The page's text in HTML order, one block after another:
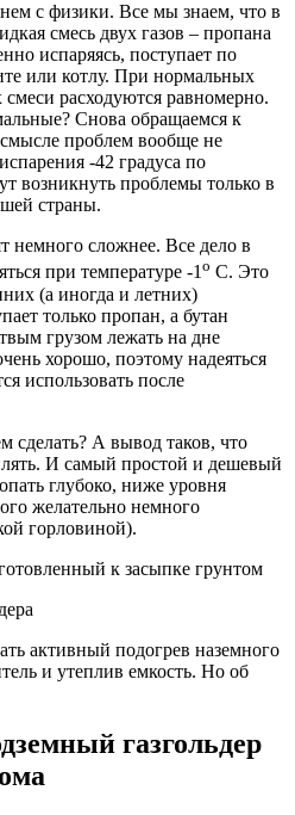
с физики. Все мы знаем, что в
смесь двух газов – пропана
испаряясь, поступает по
или котлу. При нормальных
расходуются равномерно.
Снова обращаемся к
проблем вообще не
-42 градуса по
возникнуть проблемы только в
страны.
немного сложнее. Все дело в
при температуре -1о С. Это
(а иногда и летних)
только пропан, а бутан
грузом лежать на дне
хорошо, поэтому надеяться
использовать после
А вывод таков, что
И самый простой и дешевый
глубоко, ниже уровня
желательно немного
горловиной).
к засыпке грунтом
активный подогрев наземного
и утеплив емкость. Но об
газгольдер